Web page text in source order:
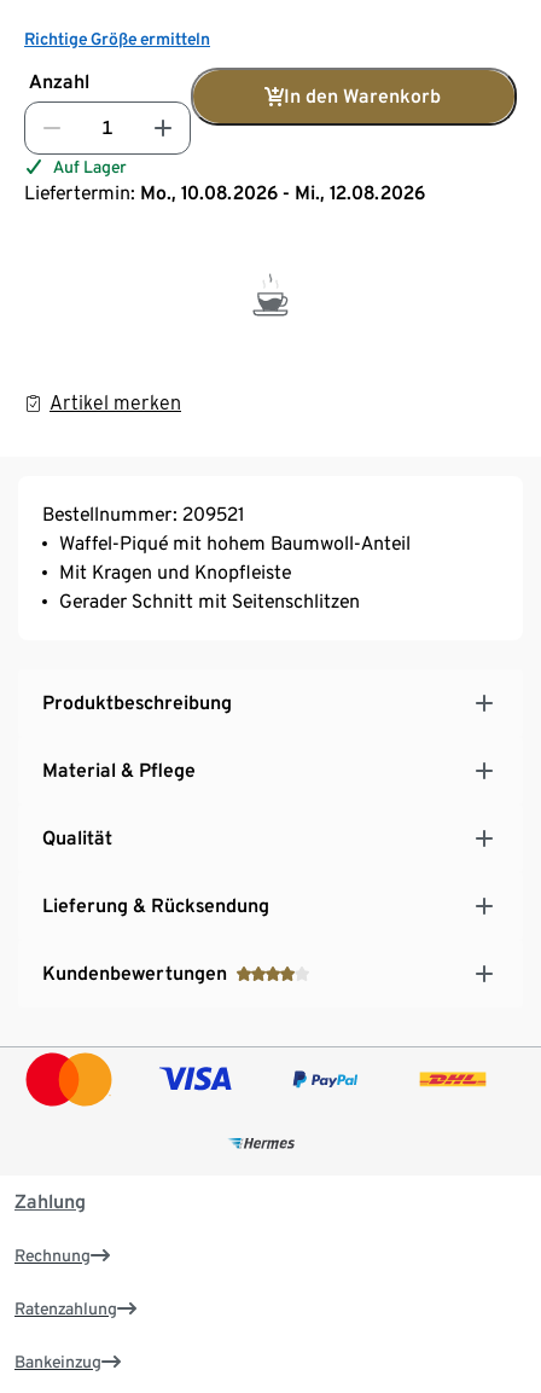
Richtige Größe ermitteln
Anzahl
In den Warenkorb
Auf Lager
Liefertermin: Mo., 10.08.2026 - Mi., 12.08.2026
Artikel merken
Bestellnummer: 209521
Waffel-Piqué mit hohem Baumwoll-Anteil
Mit Kragen und Knopfleiste
Gerader Schnitt mit Seitenschlitzen
Produktbeschreibung
Material & Pflege
Qualität
Lieferung & Rücksendung
Kundenbewertungen
Zahlung
Rechnung
Ratenzahlung
Bankeinzug